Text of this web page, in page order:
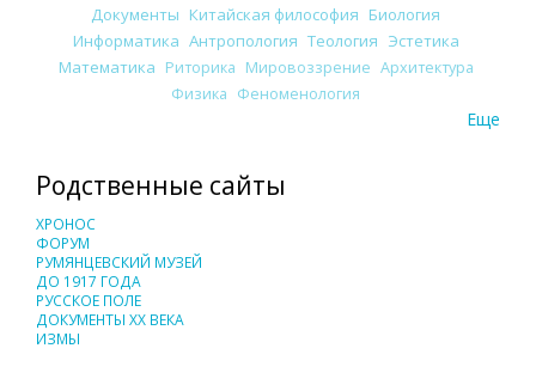
Документы Китайская философия Биология
Информатика Антропология Теология Эстетика
Математика Риторика Мировоззрение Архитектура
Физика Феноменология
Еще
Родственные сайты
ХРОНОС
ФОРУМ
РУМЯНЦЕВСКИЙ МУЗЕЙ
ДО 1917 ГОДА
РУССКОЕ ПОЛЕ
ДОКУМЕНТЫ XX ВЕКА
ИЗМЫ